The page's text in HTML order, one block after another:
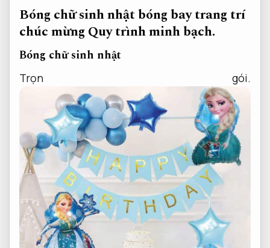
Bóng chữ sinh nhật bóng bay trang trí
chúc mừngQuy trình minh bạch.
Bóng chữ sinh nhật
Trọn gói.